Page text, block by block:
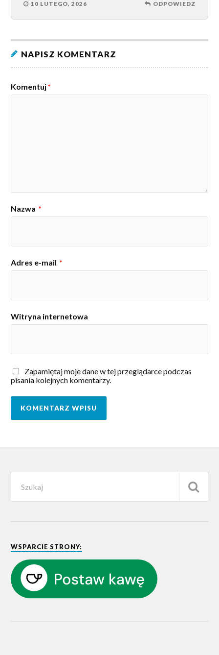
10 LUTEGO, 2026 ODPOWIEDZ
NAPISZ KOMENTARZ
Komentuj*
Nazwa *
Adres e-mail *
Witryna internetowa
Zapamiętaj moje dane w tej przeglądarce podczas
pisania kolejnych komentarzy.
WSPARCIE STRONY: